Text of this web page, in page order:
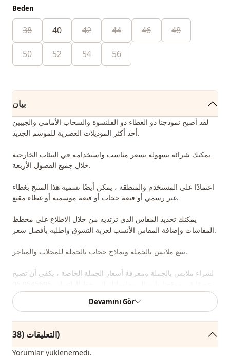
Beden
38 40 42 44 46 48
50 52 54 56
بيان
لقد أصبح نموذجنا ذو الغطاء ذو ​​القلنسوة والسحاب الأمامي والجيبين
أحد أكثر الموديلات العصرية للموسم الجديد.
يمكنك شرائه بسهولة بسعر مناسب واستخدامه في البيئات الخارجية
خلال جميع الفصول الأربعة.
اعتمادًا على المستخدم والمنطقة ، يمكن أيضًا تسمية هذا المنتج بغطاء
غير رسمي أو قبعة حجاب أو قبعة موسمية أو غطاء مقنع.
يمكنك تحديد المقاس الذي ترتديه من خلال الاطلاع على مخطط
المقاسات وإضافة المقاس الأنسب لعربة التسوق واطلبه بأفضل سعر.
نبيع ملابس بالجملة ونماذج حجاب بالجملة للمحلات والمتاجر.
لشراء ملابس بالجملة ومعرفة أسعار الجملة الخاصة ، يكفي أن تصبح
91 للموافقة عليها.
الغسيل: يغسل عند 30 درجة.
Devamını Gör
التعليقات (38)
Yorumlar yüklenemedi.